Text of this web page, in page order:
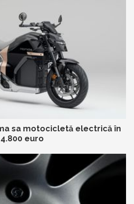
sa motocicletă electrică în
euro